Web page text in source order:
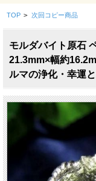
TOP > 次回コピー商品
モルダバイト原石
21.3mm×幅約
ルマの浄化・幸運